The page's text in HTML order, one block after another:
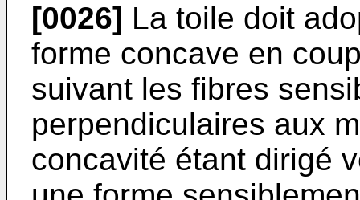
[0026] La toile doit
forme concave en
suivant les fibres
perpendiculaires aux
concavité étant dirigé